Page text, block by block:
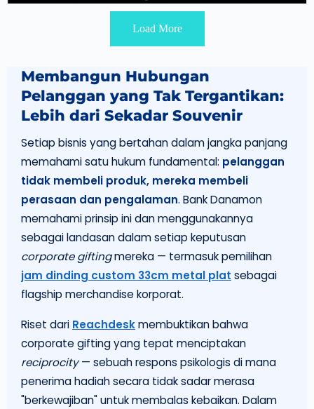
Load More
Membangun Hubungan
Pelanggan yang Tak Tergantikan:
Lebih dari Sekadar Souvenir
Setiap bisnis yang bertahan dalam jangka panjang
memahami satu hukum fundamental: pelanggan
tidak membeli produk, mereka membeli
perasaan dan pengalaman. Bank Danamon
memahami prinsip ini dan menggunakannya
sebagai landasan dalam setiap keputusan
corporate giftingmereka — termasuk pemilihan
jam dinding custom 33cm metal plat sebagai
flagship merchandise korporat.
Riset dari Reachdeskmembuktikan bahwa
corporate gifting yang tepat menciptakan
reciprocity— sebuah respons psikologis di mana
penerima hadiah secara tidak sadar merasa
"berkewajiban" untuk membalas kebaikan. Dalam